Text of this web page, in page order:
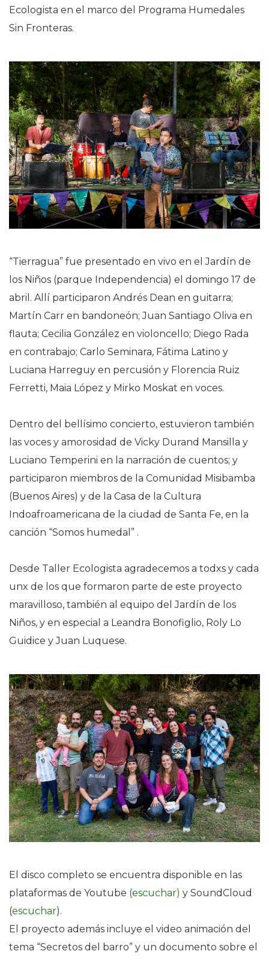
Ecologista en el marco del Programa Humedales
Sin Fronteras.
“Tierragua” fue presentado en vivo en el Jardín de
los Niños (parque Independencia) el domingo 17 de
abril. Allí participaron Andrés Dean en guitarra;
Martín Carr en bandoneón; Juan Santiago Oliva en
flauta; Cecilia González en violoncello; Diego Rada
en contrabajo; Carlo Seminara, Fátima Latino y
Luciana Harreguy en percusión y Florencia Ruiz
Ferretti, Maia López y Mirko Moskat en voces.
Dentro del bellísimo concierto, estuvieron también
las voces y amorosidad de Vicky Durand Mansilla y
Luciano Temperini en la narración de cuentos; y
participaron miembros de la Comunidad Misibamba
(Buenos Aires) y de la Casa de la Cultura
Indoafroamericana de la ciudad de Santa Fe, en la
canción “Somos humedal” .
Desde Taller Ecologista agradecemos a todxs y cada
unx de los que formaron parte de este proyecto
maravilloso, también al equipo del Jardín de los
Niños, y en especial a Leandra Bonofiglio, Roly Lo
Guidice y Juan Luquese.
El disco completo se encuentra disponible en las
plataformas de Youtube (escuchar) y SoundCloud
(escuchar).
El proyecto además incluye el video animación del
tema “Secretos del barro” y un documento sobre el